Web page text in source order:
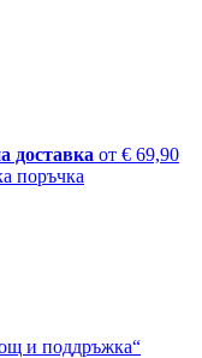
доставка от € 69,90
поръчка
и поддръжка“